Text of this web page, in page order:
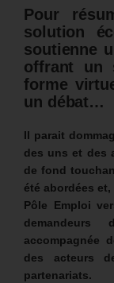
Pour
solution
soutienne
offrant un
forme
un débat…
Il parait
des uns et des
de fond
été abordées
Pôle Emploi
demandeurs
accompagnée
des acteurs
partenariats.